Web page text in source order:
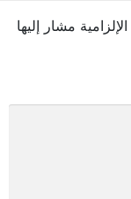
مشار إليها